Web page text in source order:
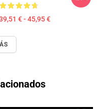
€ - 45,95 €